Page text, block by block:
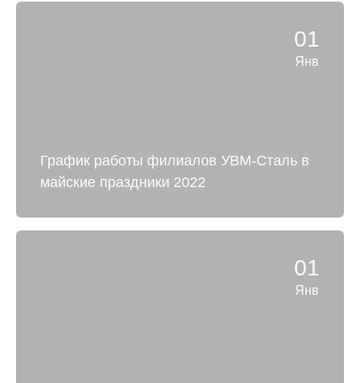
01
Янв
График работы филиалов УВМ-Сталь в
майские праздники 2022
01
Янв